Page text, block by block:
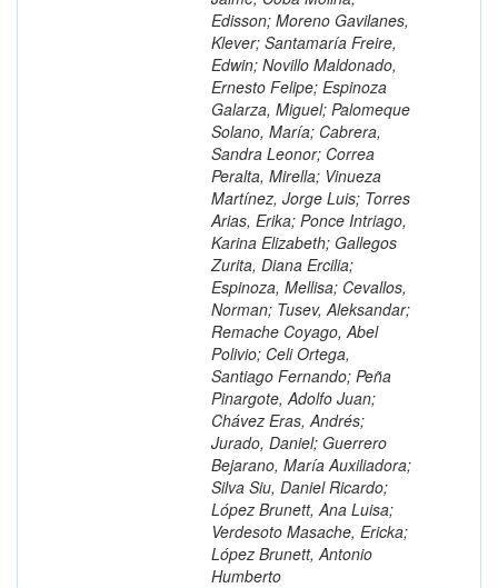
Edisson; Moreno Gavilanes,
Klever; Santamaría Freire,
Edwin; Novillo Maldonado,
Ernesto Felipe; Espinoza
Galarza, Miguel; Palomeque
Solano, María; Cabrera,
Sandra Leonor; Correa
Peralta, Mirella; Vinueza
Martínez, Jorge Luis; Torres
Arias, Erika; Ponce Intriago,
Karina Elizabeth; Gallegos
Zurita, Diana Ercilia;
Espinoza, Mellisa; Cevallos,
Norman; Tusev, Aleksandar;
Remache Coyago, Abel
Polivio; Celi Ortega,
Santiago Fernando; Peña
Pinargote, Adolfo Juan;
Chávez Eras, Andrés;
Jurado, Daniel; Guerrero
Bejarano, María Auxiliadora;
Silva Siu, Daniel Ricardo;
López Brunett, Ana Luisa;
Verdesoto Masache, Ericka;
López Brunett, Antonio
Humberto